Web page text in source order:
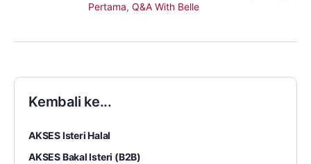
Pertama, Q&A With Belle
Kembali ke...
AKSES Isteri Halal
AKSES Bakal Isteri (B2B)